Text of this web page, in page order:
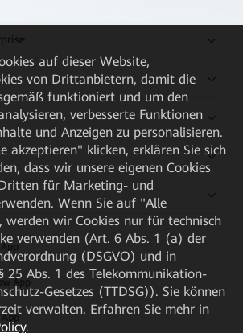
App
auf dieser Website,
von Drittanbietern, damit die
funktioniert und um den
verbesserte Funktionen
und Anzeigen zu personalisieren.
akzeptieren" klicken, erklären Sie sich
dass wir unsere eigenen Cookies
für Marketing- und
Wenn Sie auf "Alle
werden wir Cookies nur für technisch
verwenden (Art. 6 Abs. 1 (a) der
(DSGVO) und in
25 Abs. 1 des Telekommunikation-
Gesetzes (TTDSG)). Sie können
verwalten. Erfahren Sie mehr in
.